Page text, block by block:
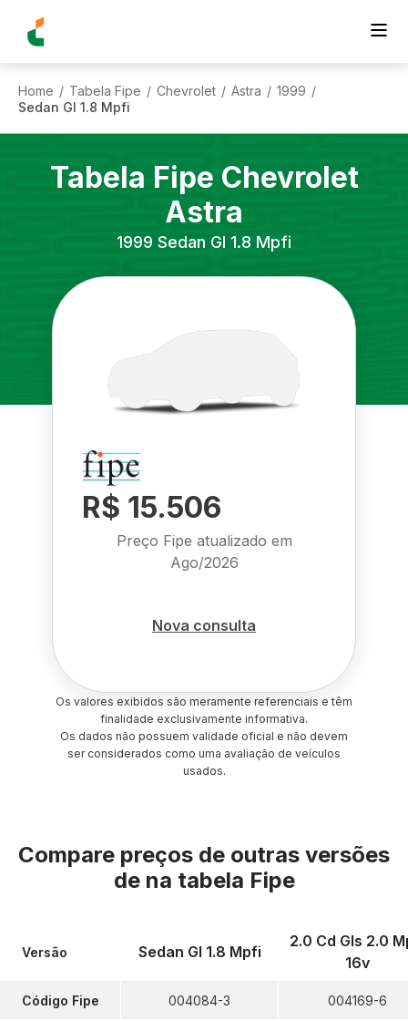
Home / Tabela Fipe / Chevrolet / Astra / 1999 /
Sedan Gl 1.8 Mpfi
Tabela Fipe Chevrolet
Astra
1999 Sedan Gl 1.8 Mpfi
R$ 15.506
Preço Fipe atualizado em
Ago/2026
Nova consulta
Os valores exibidos são meramente referenciais e têm
finalidade exclusivamente informativa.
Os dados não possuem validade oficial e não devem
ser considerados como uma avaliação de veículos
usados.
Compare preços de outras versões
de na tabela Fipe
Versão
Código Fipe
Sedan Gl 1.8 Mpfi
004084-3
2.0 Cd Gls 2.0
16v
004169-6